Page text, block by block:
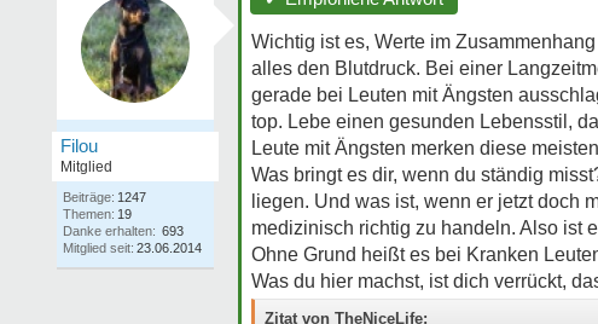
Filou
Mitglied
Beiträge: 1247
Themen: 19
Danke erhalten: 693
Mitglied seit: 23.06.2014
Wichtig ist es, Werte im
alles den Blutdruck. Bei einer
gerade bei Leuten mit Ängsten
top. Lebe einen gesunden Lebensstil,
Leute mit Ängsten merken diese
Was bringt es dir, wenn du ständig
liegen. Und was ist, wenn er jetzt doch
medizinisch richtig zu handeln. Also ist
Ohne Grund heißt es bei Kranken
Was du hier machst, ist dich verrückt,
Zitat von TheNiceLife: